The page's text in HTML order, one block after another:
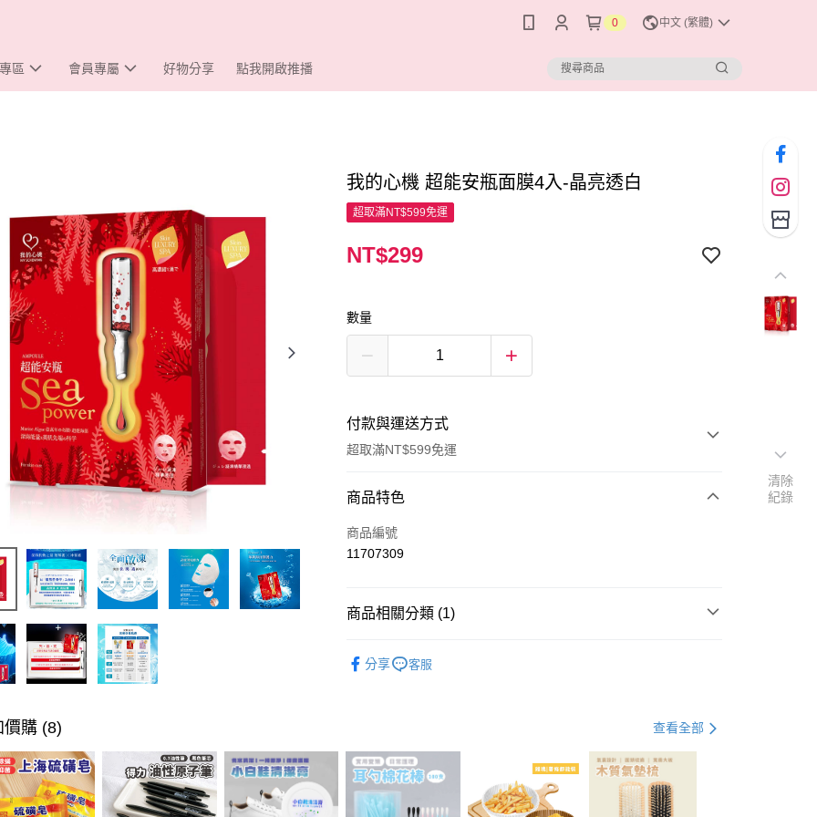
0 中文 (繁體)
區 會員專屬 好物分享 點我開啟推播
我的心機 超能安瓶面膜4入-晶亮透白
超取滿NT$599免運
NT$299
數量
付款與運送方式
超取滿NT$599免運
付款方式
信用卡一次付款
街口支付
運送方式
商品特色
商品編號
11707309
商品相關分類 (1)
分享
客服
價購 (8) 查看全部
清除
紀錄